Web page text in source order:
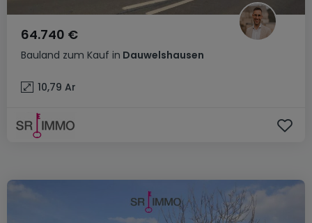
Bauland zum Kauf in Dauwelshausen
64.740 €
10,79 Ar